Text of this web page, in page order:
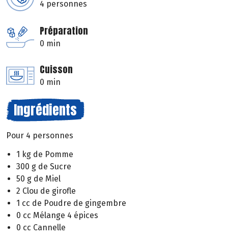
4 personnes
Préparation
0 min
Cuisson
0 min
Ingrédients
Pour 4 personnes
1 kg de Pomme
300 g de Sucre
50 g de Miel
2 Clou de girofle
1 cc de Poudre de gingembre
0 cc Mélange 4 épices
0 cc Cannelle